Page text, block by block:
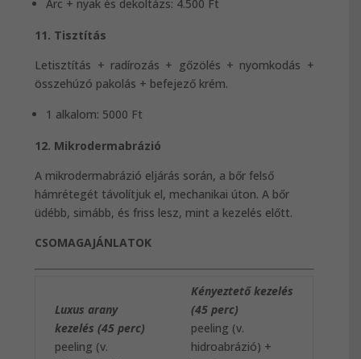
Arc + nyak és dekoltázs: 4.500 Ft
11. Tisztítás
Letisztítás + radírozás + gőzölés + nyomkodás +
összehúzó pakolás + befejező krém.
1 alkalom: 5000 Ft
12. Mikrodermabrázió
A mikrodermabrázió eljárás során, a bőr felső
hámrétegét távolítjuk el, mechanikai úton. A bőr
üdébb, simább, és friss lesz, mint a kezelés előtt.
CSOMAGAJÁNLATOK
Luxus arany
kezelés (45 perc)
peeling (v.
Kényeztető kezelés
(45 perc)
peeling (v.
hidroabrázió) +